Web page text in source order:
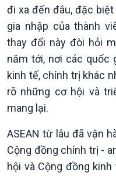
Chính trị
Tin Chính trị
Chính phủ với người dân
Quốc hội với cử tri
Xây dựng đảng
Đảng trong cuộc sống
Nhận diện sự thật
Pháp luật và đời sống
đi xa đến đâu, đặc
gia nhập của thành
thay đổi này đòi hỏi
năm tới, nơi các quốc
kinh tế, chính trị khác
rõ những cơ hội và
mang lại.
ASEAN từ lâu đã vận
Cộng đồng chính trị -
hội và Cộng đồng kinh